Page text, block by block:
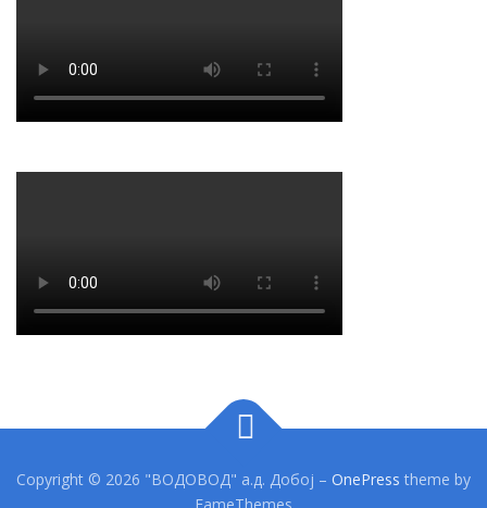
Copyright © 2026 "ВОДОВОД" а.д. Добој – OnePress theme by